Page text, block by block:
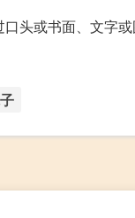
头或书面、文字